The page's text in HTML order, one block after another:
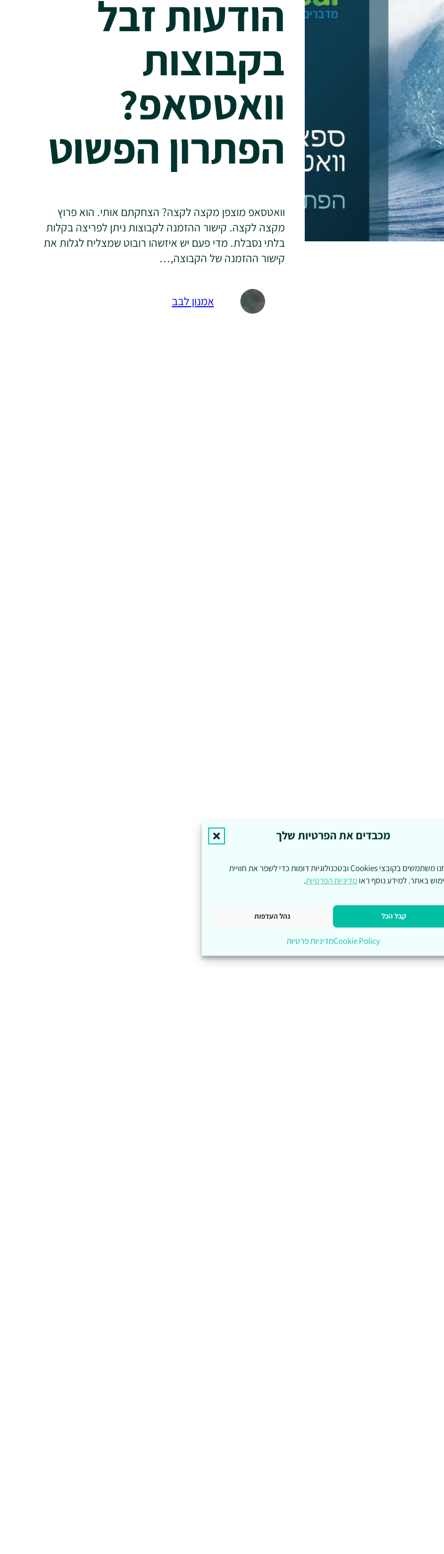
מכבדים את הפרטיות שלך
אנחנו משתמשים בקובצי Cookies ובטכנולוגיות דומות כדי לשפר את חוויית
באתר. למידע נוסף ראומדיניות הפרטיות.
קבל הכל נהל העדפות
Cookie Policyמדיניות פרטיות
הודעות זבל
בקבוצות
וואטסאפ?
הפתרון הפשוט
וואטסאפ מוצפן מקצה לקצה? הצחקתם אותי. הוא פרוץ
מקצה לקצה. קישור ההזמנה לקבוצות ניתן לפריצה בקלות
בלתי נסבלת. מדי פעם יש איזשהו רובוט שמצליח לגלות את
קישור ההזמנה של הקבוצה,…
אמנון לבב